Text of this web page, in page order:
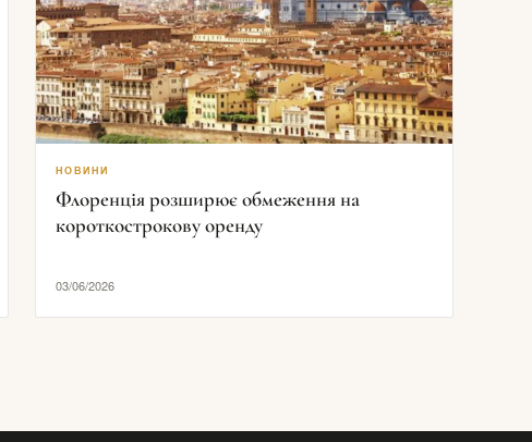
НОВИНИ
Флоренція розширює обмеження на
короткострокову оренду
03/06/2026